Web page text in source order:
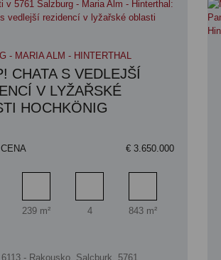
- MARIA ALM - HINTERTHAL
CHATA S VEDLEJŠÍ
V LYŽAŘSKÉ
HOCHKÖNIG
€ 3.650.000
Obytný prostor
239 m²
Koupelna
4
Plocha pozemku
843 m²
- Rakousko, Salcburk, 5761